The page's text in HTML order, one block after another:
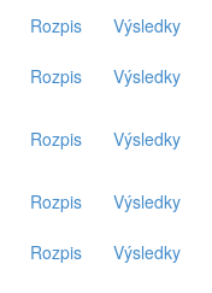
Rozpis Výsledky
Rozpis Výsledky
Rozpis Výsledky
Rozpis Výsledky
Rozpis Výsledky